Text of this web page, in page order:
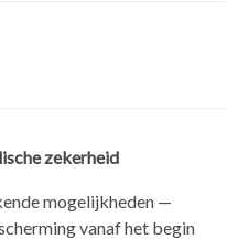
zekerheid
mogelijkheden —
vanaf het begin